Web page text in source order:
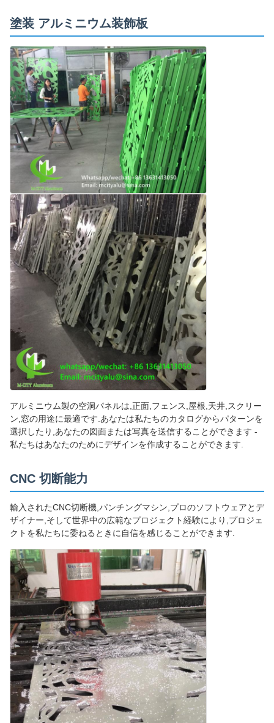
塗装 アルミニウム装飾板
アルミニウム製の空洞パネルは,正面,フェンス,屋根,天井,スクリー
ン,窓の用途に最適です.あなたは私たちのカタログからパターンを
選択したり,あなたの図面または写真を送信することができます -
私たちはあなたのためにデザインを作成することができます.
CNC 切断能力
輸入されたCNC切断機,パンチングマシン,プロのソフトウェアとデ
ザイナー,そして世界中の広範なプロジェクト経験により,プロジェ
クトを私たちに委ねるときに自信を感じることができます.